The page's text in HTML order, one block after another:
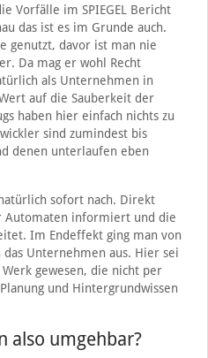
Vorfälle im SPIEGEL Bericht
das ist es im Grunde auch.
genutzt, davor ist man nie
Da mag er wohl Recht
als Unternehmen in
auf die Sauberkeit der
haben hier einfach nichts zu
sind zumindest bis
denen unterlaufen eben
sofort nach. Direkt
Automaten informiert und die
Im Endeffekt ging man von
Unternehmen aus. Hier sei
gewesen, die nicht per
und Hintergrundwissen
also umgehbar?